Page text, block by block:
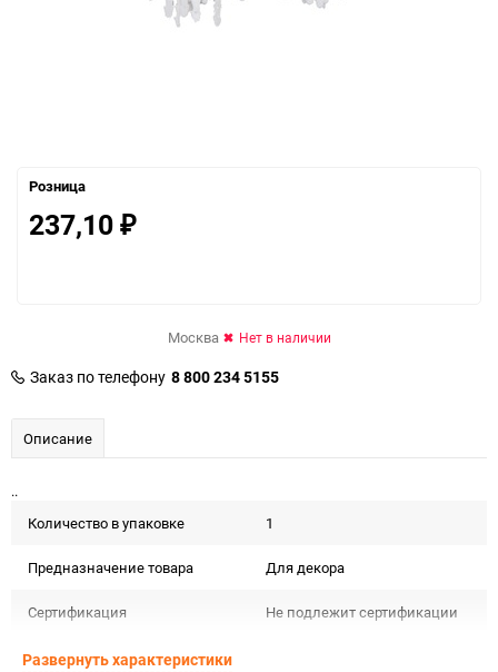
Розница
237,10 ₽
Москва Нет в наличии
Заказ по телефону 8 800 234 5155
Описание
..
Количество в упаковке
1
Предназначение товара Для декора
Сертификация Не подлежит сертификации
Минимальное количество
Развернуть характеристики